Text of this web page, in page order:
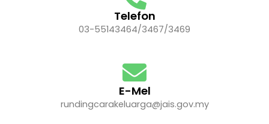
Telefon
03-55143464/3467/3469
E-Mel
rundingcarakeluarga@jais.gov.my